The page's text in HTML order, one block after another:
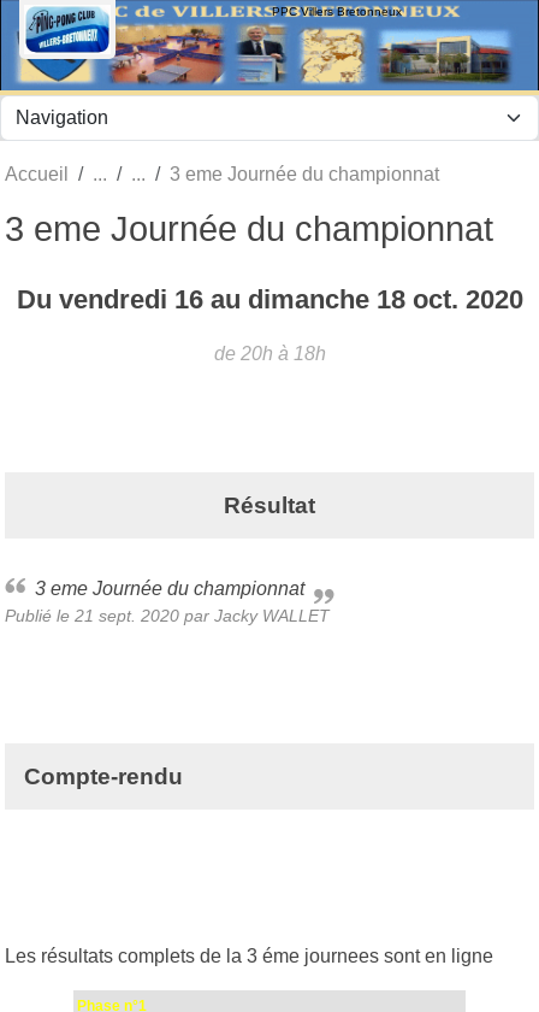
PPC Villers Bretonneux
Accueil 3 eme Journée du championnat
3 eme Journée du championnat
Du vendredi 16au dimanche 18 oct. 2020
de 20h à 18h
Résultat
3 eme Journée du championnat
Publié le 21 sept. 2020 par Jacky WALLET
Compte-rendu
Les résultats complets de la 3 éme journees sont en ligne
Phase n°1
Panneau de gestion des cookies